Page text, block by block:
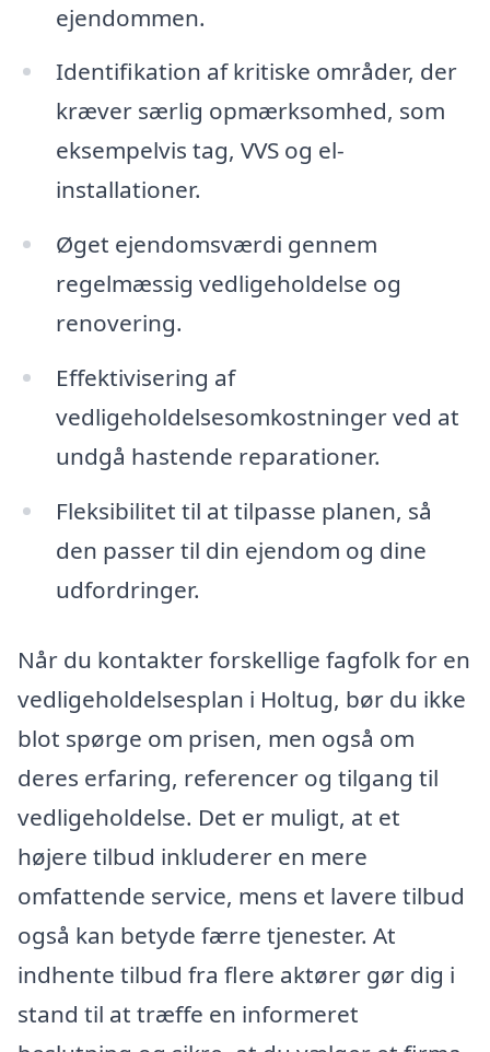
ejendommen.
Identifikation af kritiske områder, der
kræver særlig opmærksomhed, som
eksempelvis tag, VVS og el-
installationer.
Øget ejendomsværdi gennem
regelmæssig vedligeholdelse og
renovering.
Effektivisering af
vedligeholdelsesomkostninger ved at
undgå hastende reparationer.
Fleksibilitet til at tilpasse planen, så
den passer til din ejendom og dine
udfordringer.
Når du kontakter forskellige fagfolk for en
vedligeholdelsesplan i Holtug, bør du ikke
blot spørge om prisen, men også om
deres erfaring, referencer og tilgang til
vedligeholdelse. Det er muligt, at et
højere tilbud inkluderer en mere
omfattende service, mens et lavere tilbud
også kan betyde færre tjenester. At
indhente tilbud fra flere aktører gør dig i
stand til at træffe en informeret